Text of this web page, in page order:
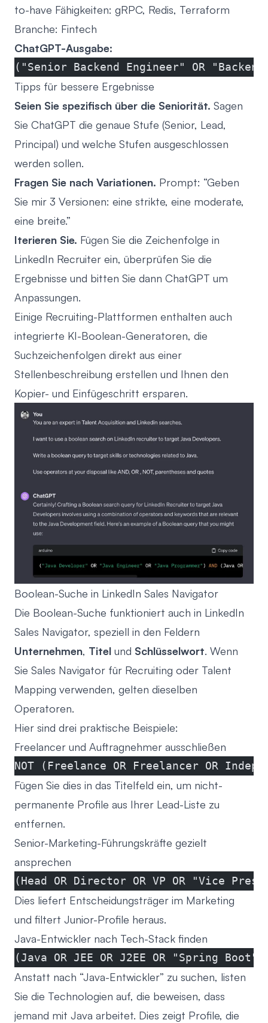
to-have Fähigkeiten: gRPC, Redis, Terraform
Branche: Fintech
ChatGPT-Ausgabe:
("Senior Backend Engineer" OR
Tipps für bessere Ergebnisse
Seien Sie spezifisch über die Seniorität. Sagen
Sie ChatGPT die genaue Stufe (Senior, Lead,
Principal) und welche Stufen ausgeschlossen
werden sollen.
Fragen Sie nach Variationen. Prompt: “Geben
Sie mir 3 Versionen: eine strikte, eine moderate,
eine breite.”
Iterieren Sie. Fügen Sie die Zeichenfolge in
LinkedIn Recruiter ein, überprüfen Sie die
Ergebnisse und bitten Sie dann ChatGPT um
Anpassungen.
Einige Recruiting-Plattformen enthalten auch
integrierte KI-Boolean-Generatoren, die
Suchzeichenfolgen direkt aus einer
Stellenbeschreibung erstellen und Ihnen den
Kopier- und Einfügeschritt ersparen.
Boolean-Suche in LinkedIn Sales Navigator
Die Boolean-Suche funktioniert auch in LinkedIn
Sales Navigator, speziell in den Feldern
Unternehmen, Titel und Schlüsselwort. Wenn
Sie Sales Navigator für Recruiting oder Talent
Mapping verwenden, gelten dieselben
Operatoren.
Hier sind drei praktische Beispiele:
Freelancer und Auftragnehmer ausschließen
NOT (Freelance OR Freelancer OR
Fügen Sie dies in das Titelfeld ein, um nicht-
permanente Profile aus Ihrer Lead-Liste zu
entfernen.
Senior-Marketing-Führungskräfte gezielt
ansprechen
(Head OR Director OR VP OR "Vice
Dies liefert Entscheidungsträger im Marketing
und filtert Junior-Profile heraus.
Java-Entwickler nach Tech-Stack finden
(Java OR JEE OR J2EE OR "Spring Boot"
Anstatt nach “Java-Entwickler” zu suchen, listen
Sie die Technologien auf, die beweisen, dass
jemand mit Java arbeitet. Dies zeigt Profile, die